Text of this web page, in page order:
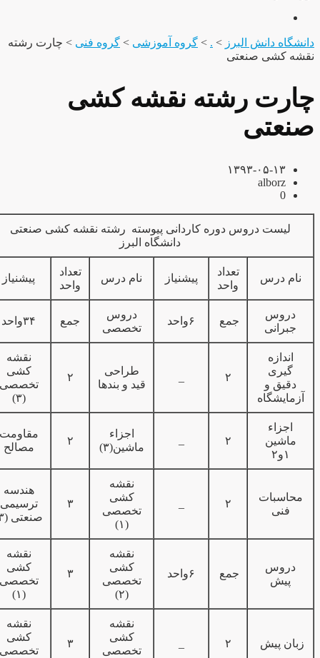
دانش البرز>
> گروه آموزشی> گروه فنی> چارت رشته
کشی صنعتی
رشته نقشه کشی
۱۳۹۳-۰۵-۱۳
alborz
0
لیست دروس دوره کاردانی پیوسته رشته نقشه کشی صنعتی
دانشگاه البرز
نام درس
تعداد
واحد
پیشنیاز نام درس
تعداد
واحد
پیشنیاز
دروس
جبرانی
جمع
دروس
تخصصی
جمع
اندازه
گیری
دقیق و
آزمایشگاه
طراحی
قید و بندها
نقشه
کشی
تخصصی
اجزاء
ماشین
اجزاء
ماشین(۳)
مقاومت
مصالح
محاسبات
فنی
نقشه
کشی
تخصصی
هندسه
ترسیمی
صنعتی (۳)
دروس
پیش
جمع
نقشه
کشی
تخصصی
نقشه
کشی
تخصصی
زبان پیش
نقشه
کشی
تخصصی
نقشه
کشی
تخصصی